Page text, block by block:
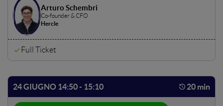
Arturo Schembri
Co-founder & CFO
Hercle
Full Ticket
24 GIUGNO 14:50 - 15:10 20 min